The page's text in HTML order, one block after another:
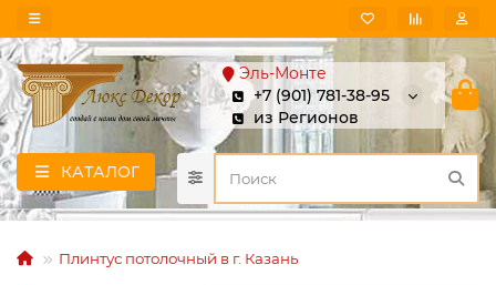
Эль-Монте
+7 (901) 781-38-95
из Регионов
КАТАЛОГ
Плинтус потолочный в г. Казань